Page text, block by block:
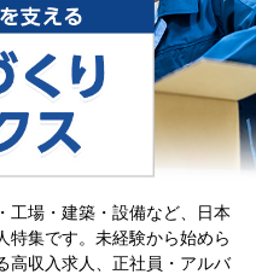
工場・建築・設備など、日本
特集です。未経験から始めら
高収入求人、正社員・アルバ